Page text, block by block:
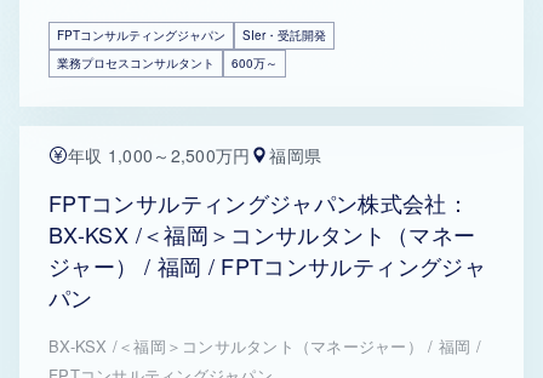
FPTコンサルティングジャパン
SIer・受託開発
業務プロセスコンサルタント
600万～
年収 1,000～2,500万円 福岡県
FPTコンサルティングジャパン株式会社：
BX-KSX /＜福岡＞コンサルタント（マネー
ジャー） / 福岡 / FPTコンサルティングジャ
パン
BX-KSX /＜福岡＞コンサルタント（マネージャー） / 福岡 /